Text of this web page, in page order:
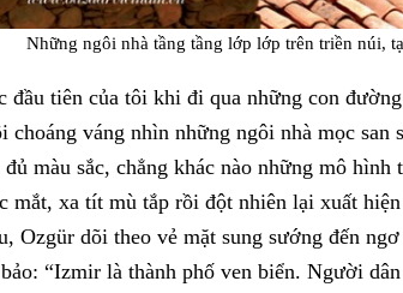
Những ngôi nhà tầng tầng lớp lớp trên triền núi,
đầu tiên của tôi khi đi qua những con
choáng váng nhìn những ngôi nhà mọc
đủ màu sắc, chẳng khác nào những mô
mắt, xa tít mù tắp rồi đột nhiên lại xuất
Ozgür dõi theo vẻ mặt sung sướng đến
“Izmir là thành phố ven biển. Người